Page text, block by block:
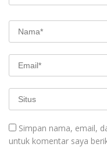
Simpan nama, email,
untuk komentar saya